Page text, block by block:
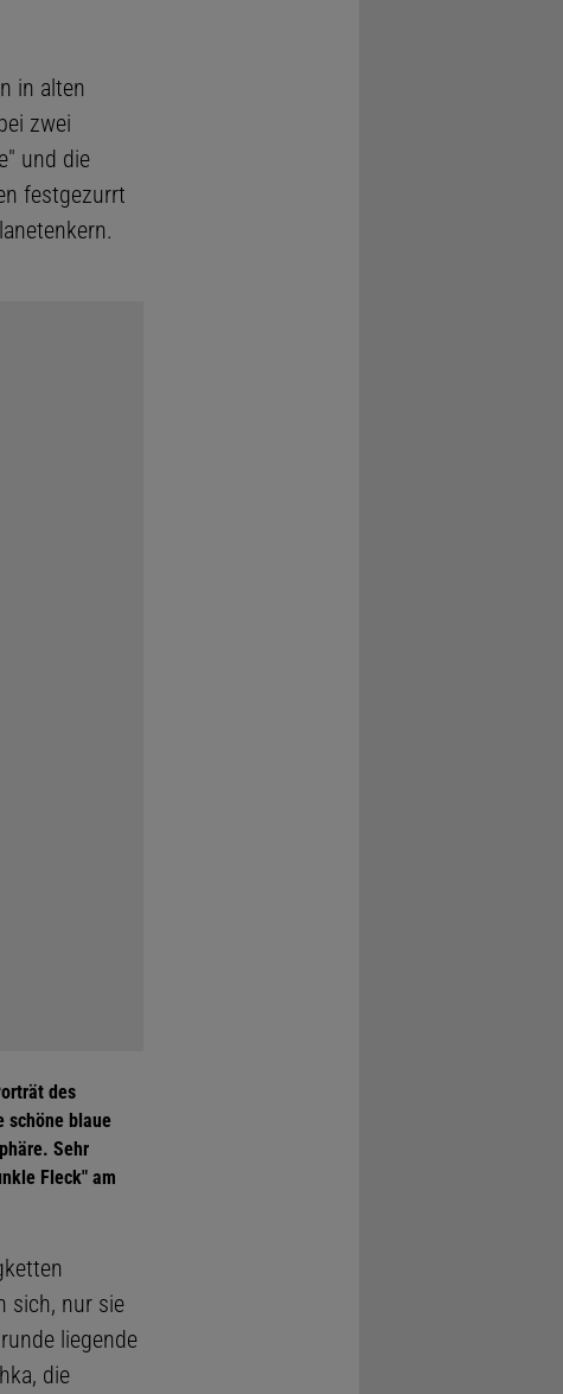
in alten
zwei
und die
festgezurrt
des
schöne blaue
Sehr
Fleck" am
sich, nur sie
liegende
die